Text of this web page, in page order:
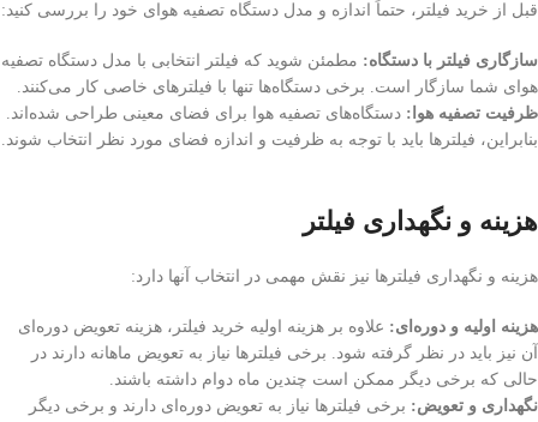
قبل از خرید فیلتر، حتماً اندازه و مدل دستگاه تصفیه هوای خود را بررسی کنید:
سازگاری فیلتر با دستگاه: مطمئن شوید که فیلتر انتخابی با مدل دستگاه تصفیه
هوای شما سازگار است. برخی دستگاه‌ها تنها با فیلترهای خاصی کار می‌کنند.
ظرفیت تصفیه هوا: دستگاه‌های تصفیه هوا برای فضای معینی طراحی شده‌اند.
بنابراین، فیلترها باید با توجه به ظرفیت و اندازه فضای مورد نظر انتخاب شوند.
هزینه و نگهداری فیلتر
هزینه و نگهداری فیلترها نیز نقش مهمی در انتخاب آنها دارد:
هزینه اولیه و دوره‌ای: علاوه بر هزینه اولیه خرید فیلتر، هزینه تعویض دوره‌ای
آن نیز باید در نظر گرفته شود. برخی فیلترها نیاز به تعویض ماهانه دارند در
حالی که برخی دیگر ممکن است چندین ماه دوام داشته باشند.
نگهداری و تعویض: برخی فیلترها نیاز به تعویض دوره‌ای دارند و برخی دیگر